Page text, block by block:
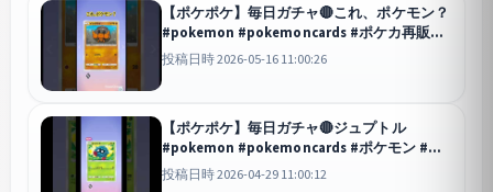
【ポケポケ】毎日ガチャ🔴これ、ポケモン？
#pokemon #pokemoncards #ポケカ再販最
新情報 #ポケモンカード #ポケモン #ポケカ
#ポケモンsv #おれポケ
投稿日時 2026-05-16 11:00:26
【ポケポケ】毎日ガチャ🔴ジュプトル
#pokemon #pokemoncards #ポケモン #ポ
ケモンカード #ポケモンsv #おれポケ
投稿日時 2026-04-29 11:00:12